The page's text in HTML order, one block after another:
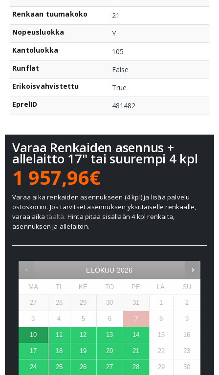
Renkaan tuumakoko
21
Nopeusluokka
Y
Kantoluokka
105
Runflat
False
Erikoisvahvistettu
True
EprelID
481482
Varaa Renkaiden asennus +
allelaitto 17" tai suurempi 4 kpl
1 957,96€
Varaa aika renkaiden asennukseen (4 kpl) ja lisää palvelu
ostoskoriin. Jos tarvitset asennuksen yksittäiselle renkaalle,
varaa aikatäältä. Hinta pitää sisällään 4 kpl renkaita,
asennuksen ja allelaiton.
ELOKUU 2026
MA TI KE TO PE LA SU
27 28 29 30 31 1 2
3 4 5 6 7 8 9
10 11 12 13 14 15 16
17 18 19 20 21 22 23
24 25 26 27 28 29 30